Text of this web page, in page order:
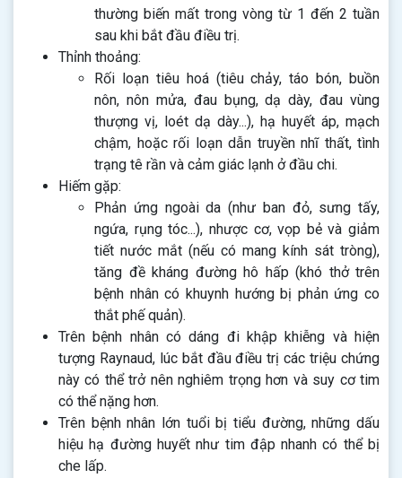
thường biến mất trong vòng từ 1 đến 2 tuần
sau khi bắt đầu điều trị.
Thỉnh thoảng:
Rối loạn tiêu hoá (tiêu chảy, táo bón, buồn
nôn, nôn mửa, đau bụng, dạ dày, đau vùng
thượng vị, loét dạ dày...), hạ huyết áp, mạch
chậm, hoặc rối loạn dẫn truyền nhĩ thất, tình
trạng tê rần và cảm giác lạnh ở đầu chi.
Hiếm gặp:
Phản ứng ngoài da (như ban đỏ, sưng tấy,
ngứa, rụng tóc...), nhược cơ, vọp bẻ và giảm
tiết nước mắt (nếu có mang kính sát tròng),
tăng đề kháng đường hô hấp (khó thở trên
bệnh nhân có khuynh hướng bị phản ứng co
thắt phế quản).
Trên bệnh nhân có dáng đi khập khiễng và hiện
tượng Raynaud, lúc bắt đầu điều trị các triệu chứng
này có thể trở nên nghiêm trọng hơn và suy cơ tim
có thể nặng hơn.
Trên bệnh nhân lớn tuổi bị tiểu đường, những dấu
hiệu hạ đường huyết như tim đập nhanh có thể bị
che lấp.